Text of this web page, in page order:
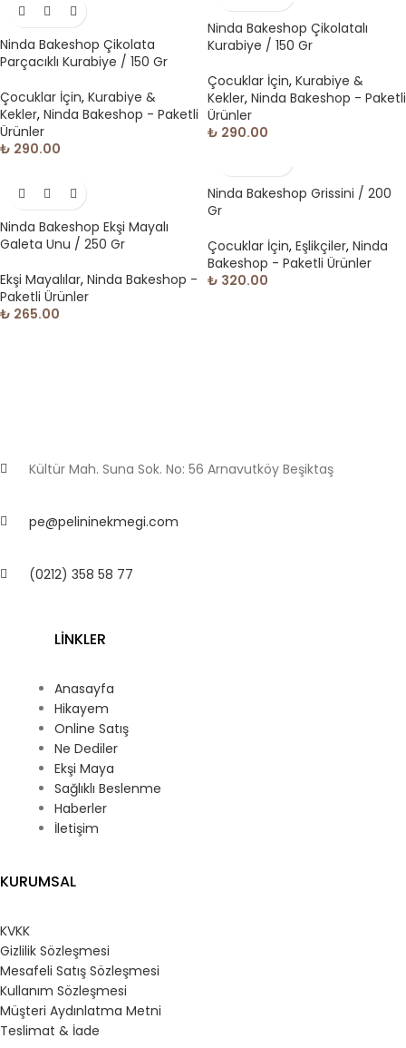
Ninda Bakeshop Çikolata
Parçacıklı Kurabiye / 150 Gr
Çocuklar İçin, Kurabiye &
Kekler, Ninda Bakeshop - Paketli
Ürünler
₺ 290.00
Ninda Bakeshop Çikolatalı
Kurabiye / 150 Gr
Çocuklar İçin, Kurabiye &
Kekler, Ninda Bakeshop - Paketli
Ürünler
₺ 290.00
Ninda Bakeshop Ekşi Mayalı
Galeta Unu / 250 Gr
Ekşi Mayalılar, Ninda Bakeshop -
Paketli Ürünler
₺ 265.00
Ninda Bakeshop Grissini / 200
Gr
Çocuklar İçin, Eşlikçiler, Ninda
Bakeshop - Paketli Ürünler
₺ 320.00
Kültür Mah. Suna Sok. No: 56 Arnavutköy Beşiktaş
pe@pelininekmegi.com
(0212) 358 58 77
LİNKLER
Anasayfa
Hikayem
Online Satış
Ne Dediler
Ekşi Maya
Sağlıklı Beslenme
Haberler
İletişim
KURUMSAL
KVKK
Gizlilik Sözleşmesi
Mesafeli Satış Sözleşmesi
Kullanım Sözleşmesi
Müşteri Aydınlatma Metni
Teslimat & İade